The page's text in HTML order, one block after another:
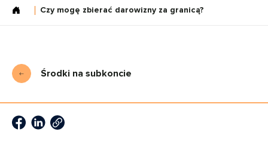
Czy mogę zbierać darowizny za granicą?
Środki na subkoncie